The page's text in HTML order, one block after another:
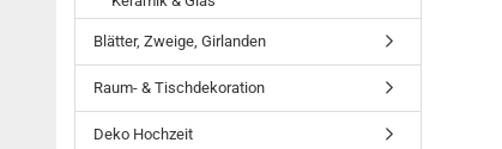
Blätter, Zweige, Girlanden
Raum- & Tischdekoration
Deko Hochzeit